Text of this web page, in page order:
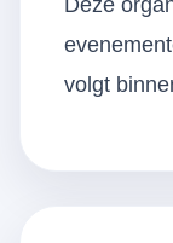
Deze
volgt